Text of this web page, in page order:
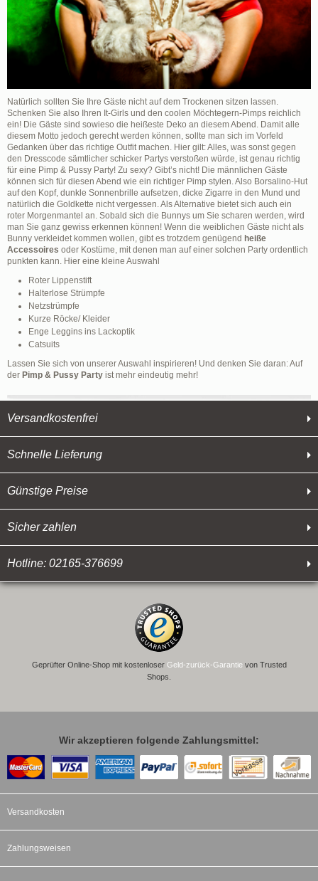
Versandkostenfrei
Schnelle Lieferung
Günstige Preise
Sicher zahlen
Hotline: 02165-376699
Natürlich sollten Sie Ihre Gäste nicht auf dem Trockenen sitzen lassen.
Schenken Sie also Ihren It-Girls und den coolen Möchtegern-Pimps reichlich
ein! Die Gäste sind sowieso die heißeste Deko an diesem Abend. Damit alle
diesem Motto jedoch gerecht werden können, sollte man sich im Vorfeld
Gedanken über das richtige Outfit machen. Hier gilt: Alles, was sonst gegen
den Dresscode sämtlicher schicker Partys verstoßen würde, ist genau richtig
für eine Pimp & Pussy Party! Zu sexy? Gibt’s nicht! Die männlichen Gäste
können sich für diesen Abend wie ein richtiger Pimp stylen. Also Borsalino-Hut
auf den Kopf, dunkle Sonnenbrille aufsetzen, dicke Zigarre in den Mund und
natürlich die Goldkette nicht vergessen. Als Alternative bietet sich auch ein
roter Morgenmantel an. Sobald sich die Bunnys um Sie scharen werden, wird
man Sie ganz gewiss erkennen können! Wenn die weiblichen Gäste nicht als
Bunny verkleidet kommen wollen, gibt es trotzdem genügend heiße
Accessoires oder Kostüme, mit denen man auf einer solchen Party ordentlich
punkten kann. Hier eine kleine Auswahl
Roter Lippenstift
Halterlose Strümpfe
Netzstrümpfe
Kurze Röcke/ Kleider
Enge Leggins ins Lackoptik
Catsuits
Lassen Sie sich von unserer Auswahl inspirieren! Und denken Sie daran: Auf
der Pimp & Pussy Party ist mehr eindeutig mehr!
Geprüfter Online-Shop mit kostenloser Geld-zurück-Garantievon Trusted
Shops.
Wir akzeptieren folgende Zahlungsmittel:
Versandkosten
Zahlungsweisen